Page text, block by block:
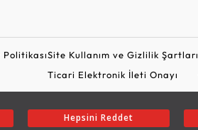
Hepsini Reddet
PolitikasıSite Kullanım ve Gizlilik Şartları
Ticari Elektronik İleti Onayı